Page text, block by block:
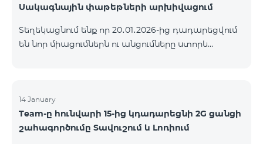
կլինեն միայն այն մարզերում, որտեղ դրանց
մարմինների պահանջների։ Այս փոփոխությունը
իրականացվում է հեռուստատեսային հարթակի
ցանկը ըստ մարզեր
Սակագնային փաթեթների արխիվացում
Տեղեկացնում ենք որ 20․01․2026-ից դադարեցվում
են նոր միացումներն ու անցումները ստորև
14 January
Team-ը հունվարի 15-ից կդադարեցնի 2G ցանցի
շահագործումը Տավուշում և Լոռիում